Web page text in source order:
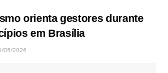
orienta gestores durante
em Brasília
05/2026